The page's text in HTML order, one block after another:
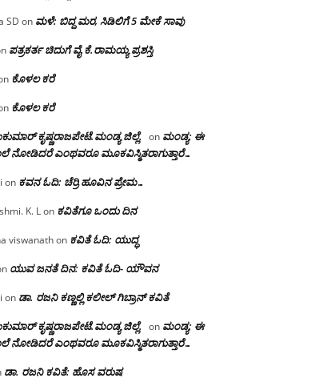
SD on ಮಳೆ: ಬಿದ್ದ ಮರ, ಸಿಡಿಲಿಗೆ 5 ಮೇಕೆ ಸಾವು
ಪತ್ರಕರ್ತ ಚಿದುಗೆ ವೈ.ಕೆ.ರಾಮಯ್ಯ ಪ್ರಶಸ್ತಿ
ಕೊಳಲ ಕರೆ
ಕೊಳಲ ಕರೆ
ಕೃಷ್ಣರಾಜಪೇಟೆ.ಮಂಡ್ಯ ಜಿಲ್ಲೆ. on ಮಂಡ್ಯ: ಈ
ನೋಡಿದರೆ ಎಂಥವರೂ ಮೂಕವಿಸ್ಮಿತರಾಗುತ್ತಾರೆ…
on ಕವನ ಓದಿ: ಚೆರ್ರಿ ಹೂವಿನ ಪ್ರೇಮ…
K. Lon ಕವಿತೆಗೂ ಒಂದು ದಿನ
viswanathon ಕವಿತೆ ಓದಿ: ಯುದ್ಧ
ಯುವ ಜನತೆ ದಿನ: ಕವಿತೆ ಓದಿ- ಯೌವನ
on ಡಾ. ರಜನಿ‌ ಕಣ್ಣಲ್ಲಿ ಕಲೀಲ್ ಗಿಬ್ರಾನ್ ಕವಿತೆ
ಕೃಷ್ಣರಾಜಪೇಟೆ.ಮಂಡ್ಯ ಜಿಲ್ಲೆ. on ಮಂಡ್ಯ: ಈ
ನೋಡಿದರೆ ಎಂಥವರೂ ಮೂಕವಿಸ್ಮಿತರಾಗುತ್ತಾರೆ…
ಡಾ. ರಜನಿ ಕವಿತೆ: ಹೊಸ ವರುಷ